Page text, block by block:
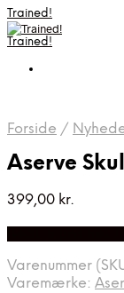
Trained!
Trained!
Forside /
Aserve
399,00 kr.
Varenummer
Varemærke: